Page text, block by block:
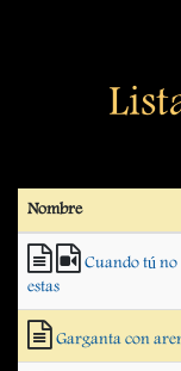
Nombre
Cuando tú no
estas
Garganta con